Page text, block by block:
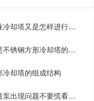
塔又是怎样进行烟气排放的呢
钢方形冷却塔的主要特点所在！
冷却塔的组成结构
出现问题不要慌看这里！